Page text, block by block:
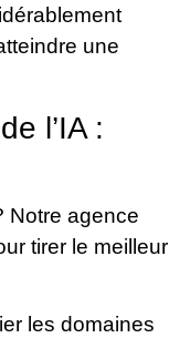
une
l’IA :
Notre agence
tirer le meilleur
les domaines